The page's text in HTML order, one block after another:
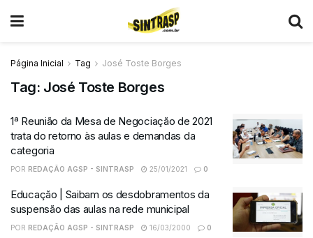
Página Inicial Tag José Toste Borges
Tag: José Toste Borges
1ª Reunião da Mesa de Negociação de 2021
trata do retorno às aulas e demandas da
categoria
POR REDAÇÃO AGSP - SINTRASP 25/01/2021 0
Educação | Saibam os desdobramentos da
suspensão das aulas na rede municipal
POR REDAÇÃO AGSP - SINTRASP 16/03/2000 0